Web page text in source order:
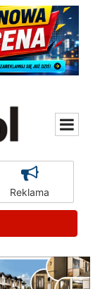
Reklama